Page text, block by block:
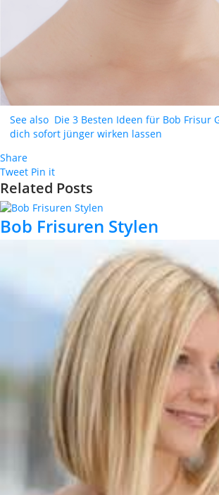
See also Die 3 Besten Ideen für Bob Frisur
dich sofort jünger wirken lassen
Share
Tweet Pin it
Related Posts
Bob Frisuren Stylen